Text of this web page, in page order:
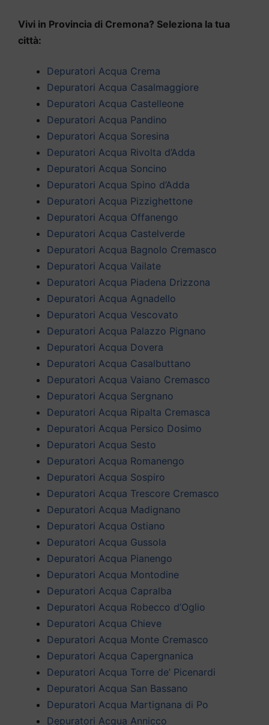
Vivi in Provincia di Cremona? Seleziona la tua
città:
Depuratori Acqua Crema
Depuratori Acqua Casalmaggiore
Depuratori Acqua Castelleone
Depuratori Acqua Pandino
Depuratori Acqua Soresina
Depuratori Acqua Rivolta d’Adda
Depuratori Acqua Soncino
Depuratori Acqua Spino d’Adda
Depuratori Acqua Pizzighettone
Depuratori Acqua Offanengo
Depuratori Acqua Castelverde
Depuratori Acqua Bagnolo Cremasco
Depuratori Acqua Vailate
Depuratori Acqua Piadena Drizzona
Depuratori Acqua Agnadello
Depuratori Acqua Vescovato
Depuratori Acqua Palazzo Pignano
Depuratori Acqua Dovera
Depuratori Acqua Casalbuttano
Depuratori Acqua Vaiano Cremasco
Depuratori Acqua Sergnano
Depuratori Acqua Ripalta Cremasca
Depuratori Acqua Persico Dosimo
Depuratori Acqua Sesto
Depuratori Acqua Romanengo
Depuratori Acqua Sospiro
Depuratori Acqua Trescore Cremasco
Depuratori Acqua Madignano
Depuratori Acqua Ostiano
Depuratori Acqua Gussola
Depuratori Acqua Pianengo
Depuratori Acqua Montodine
Depuratori Acqua Capralba
Depuratori Acqua Robecco d’Oglio
Depuratori Acqua Chieve
Depuratori Acqua Monte Cremasco
Depuratori Acqua Capergnanica
Depuratori Acqua Torre de’ Picenardi
Depuratori Acqua San Bassano
Depuratori Acqua Martignana di Po
Depuratori Acqua Annicco